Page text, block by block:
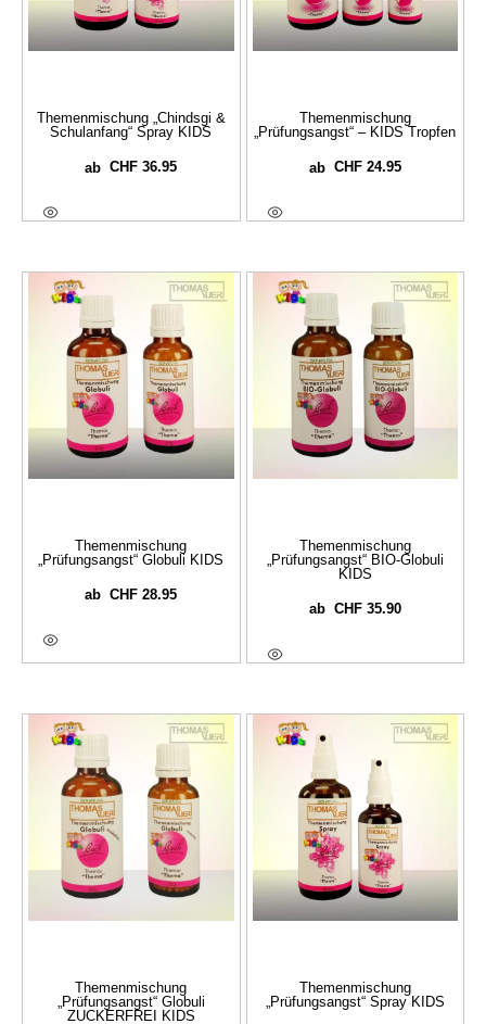
Themenmischung „Chindsgi &
Schulanfang“ Spray KIDS
abCHF 36.95
Themenmischung
„Prüfungsangst“ – KIDS Tropfen
ab CHF24.95
Themenmischung
„Prüfungsangst“ Globuli KIDS
abCHF 28.95
Themenmischung
„Prüfungsangst“ BIO-Globuli
KIDS
ab CHF35.90
Themenmischung
„Prüfungsangst“ Globuli
ZUCKERFREI KIDS
Themenmischung
„Prüfungsangst“ Spray KIDS